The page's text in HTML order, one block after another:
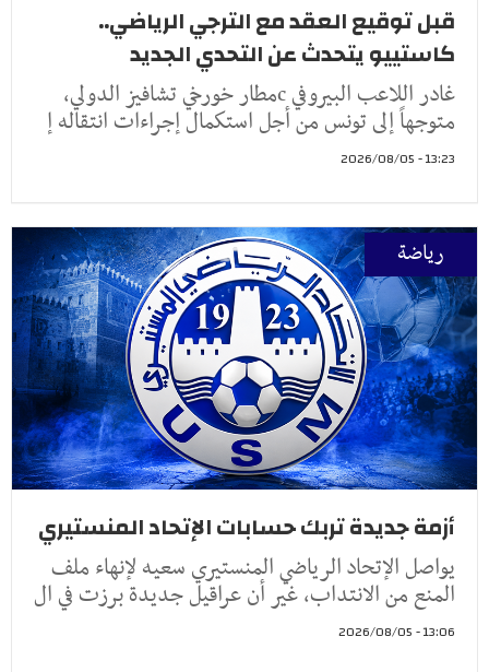
قبل توقيع العقد مع الترجي الرياضي..
كاستييو يتحدث عن التحدي الجديد
غادر اللاعب البيروفي cمطار خورخي تشافيز الدولي،
متوجهاً إلى تونس من أجل استكمال إجراءات انتقاله إ
13:23 - 2026/08/05
رياضة
أزمة جديدة تربك حسابات الإتحاد المنستيري
يواصل الإتحاد الرياضي المنستيري سعيه لإنهاء ملف
المنع من الانتداب، غير أن عراقيل جديدة برزت في ال
13:06 - 2026/08/05